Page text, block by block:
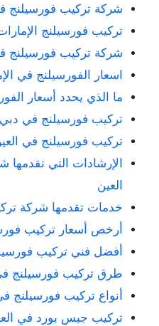
شركة تركيب فورسيلنج
تركيب فورسيلنج
شركة تركيب فورسيلنج
اسعار الفورسيلنج في
ما الذي يحدد أسعار
تركيب فورسيلنج في دبي
تركيب فورسيلنج في
الإرشادات التي
العين
خدمات تقدمها شركة
أرخص أسعار تركيب
أفضل فني تركيب
طرق تركيب فورسيلنج
أنواع تركيب فورسيلنج
تركيب جبس بورد في